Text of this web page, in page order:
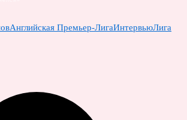
Английская Премьер-ЛигаИнтервьюЛига